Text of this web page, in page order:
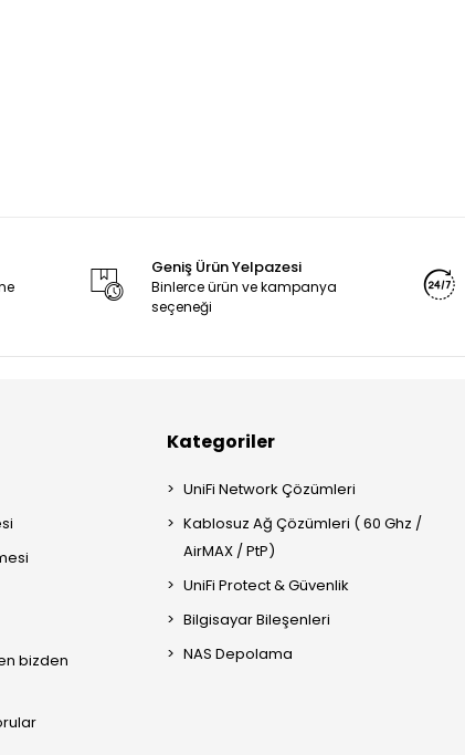
Geniş Ürün Yelpazesi
Binlerce ürün ve kampanya
seçeneği
bizden
Kategoriler
UniFi Network Çözümleri
Kablosuz Ağ Çözümleri ( 60 Ghz /
AirMAX / PtP)
UniFi Protect & Güvenlik
Bilgisayar Bileşenleri
NAS Depolama